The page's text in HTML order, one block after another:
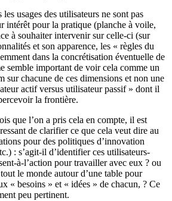
usages des utilisateurs ne sont pas
intérêt pour la pratique (planche à voile,
à souhaiter intervenir sur celle-ci (sur
et son apparence, les « règles du
dans la concrétisation éventuelle de
semble important de voir cela comme un
sur chacune de ces dimensions et non une
actif versus utilisateur passif » dont il
la frontière.
que l’on a pris cela en compte, il est
de clarifier ce que cela veut dire au
pour des politiques d’innovation
: s’agit-il d’identifier ces utilisateurs-
à-l’action pour travailler avec eux ? ou
le monde autour d’une table pour
« besoins » et « idées » de chacun, ? Ce
peu pertinent.